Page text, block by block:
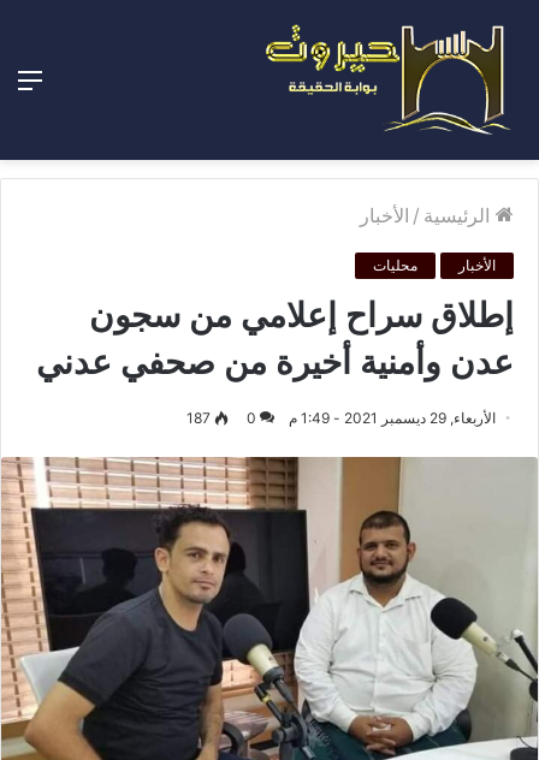
الرئيسية / الأخبار
الأخبار محليات
إطلاق سراح إعلامي من سجون
عدن وأمنية أخيرة من صحفي عدني
الأربعاء, 29 ديسمبر 2021 - 1:49 م 0
187